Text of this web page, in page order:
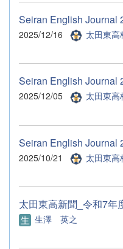
2025/12/16 太田東
Seiran English Journal
2025/12/05 太田東
Seiran English Journal
2025/10/21 太田東
太田東高新聞_令和7年
生澤 英之